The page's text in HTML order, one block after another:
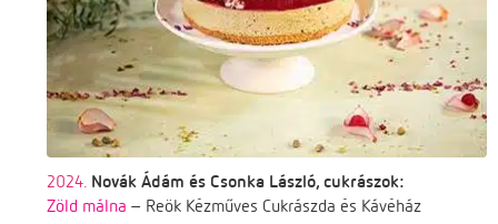
2024. Novák Ádám és Csonka László, cukrászok:
Zöld málna – Reök Kézműves Cukrászda és Kávéház